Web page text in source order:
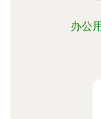
办公